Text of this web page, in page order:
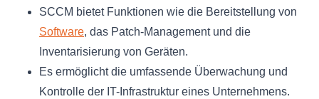
SCCM bietet Funktionen wie die Bereitstellung von
Software, das Patch-Management und die
Inventarisierung von Geräten.
Es ermöglicht die umfassende Überwachung und
Kontrolle der IT-Infrastruktur eines Unternehmens.